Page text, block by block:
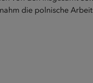
die polnische